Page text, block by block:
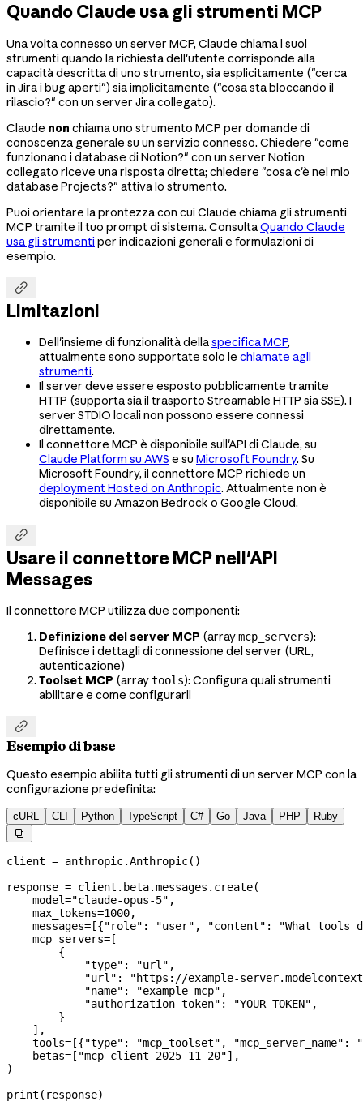
Quando Claude usa gli strumenti MCP
Una volta connesso un server MCP, Claude chiama i suoi
strumenti quando la richiesta dell'utente corrisponde alla
capacità descritta di uno strumento, sia esplicitamente ("cerca
in Jira i bug aperti") sia implicitamente ("cosa sta bloccando il
rilascio?" con un server Jira collegato).
Claude non chiama uno strumento MCP per domande di
conoscenza generale su un servizio connesso. Chiedere "come
funzionano i database di Notion?" con un server Notion
collegato riceve una risposta diretta; chiedere "cosa c'è nel mio
database Projects?" attiva lo strumento.
Puoi orientare la prontezza con cui Claude chiama gli strumenti
MCP tramite il tuo prompt di sistema. ConsultaQuando Claude
usa gli strumenti per indicazioni generali e formulazioni di
esempio.

Limitazioni
Dell'insieme di funzionalità dellaspecifica MCP,
attualmente sono supportate solo le chiamate agli
strumenti.
Il server deve essere esposto pubblicamente tramite
HTTP (supporta sia il trasporto Streamable HTTP sia SSE). I
server STDIO locali non possono essere connessi
direttamente.
Il connettore MCP è disponibile sull'API di Claude, su
Claude Platform su AWS e su Microsoft Foundry. Su
Microsoft Foundry, il connettore MCP richiede un
deployment Hosted on Anthropic. Attualmente non è
disponibile su Amazon Bedrock o Google Cloud.

Usare il connettore MCP nell'API
Messages
Il connettore MCP utilizza due componenti:
Definizione del server MCP (arraymcp_servers):
Definisce i dettagli di connessione del server (URL,
autenticazione)
Toolset MCP (arraytools): Configura quali strumenti
abilitare e come configurarli

Esempio di base
Questo esempio abilita tutti gli strumenti di un server MCP con la
configurazione predefinita:
cURL CLI Python TypeScript C# Go Java PHP Ruby

client = anthropic.Anthropic()
response = client.beta.messages.create(
    model
="claude-opus-5" ,
    max_tokens
=1000,
    messages
= [{"role" : "user" , "content" :
"What tools
    mcp_servers
= [
        {
            "type"
: "url" ,
            "url"
:
"https://example-
            "name"
: "example-mcp" ,
            "authorization_token"
: "YOUR_TOKEN" ,
        }
    ],
    tools
= [{"type" : "mcp_toolset" , "mcp_server_name" :
    betas
= [ "mcp-client-2025-11-20"],
)
print (response)